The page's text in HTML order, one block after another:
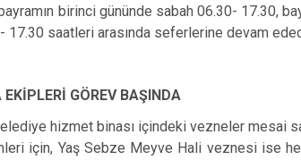
birinci gününde sabah 06.30- 17.30,
17.30 saatleri arasında seferlerine devam
GÖREV BAŞINDA
hizmet binası içindeki vezneler mesai
için, Yaş Sebze Meyve Hali veznesi ise